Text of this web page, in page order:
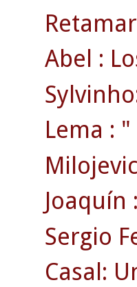
Abel :
Lema :
Joaquín
Sergio
Casal: